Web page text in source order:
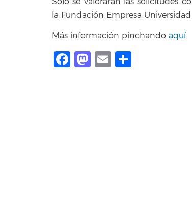
la Fundación Empresa
Más información pinchando aquí.
Facebook
Mastodon
Email